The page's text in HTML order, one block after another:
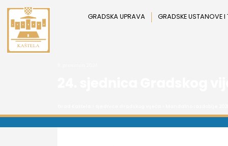
Preskoči
sadržaj
GRADSKA UPRAVA GRADSKE USTANOVE I